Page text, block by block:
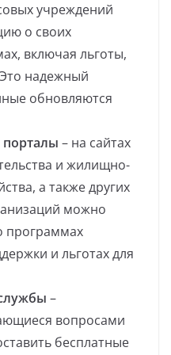
учреждений
о своих
включая льготы,
надежный
обновляются
– на сайтах
и жилищно-
а также других
можно
программах
и льготах для
–
вопросами
бесплатные